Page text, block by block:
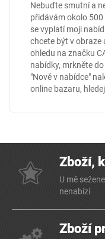
Nebuďte smutní a
přidávám okolo
se vyplatí moji
chcete být v obraze
ohledu na značku
nabídky, mrkněte
"Nově v nabídce"
online bazaru,
Zboží,
U mě
nenabízí
Zboží